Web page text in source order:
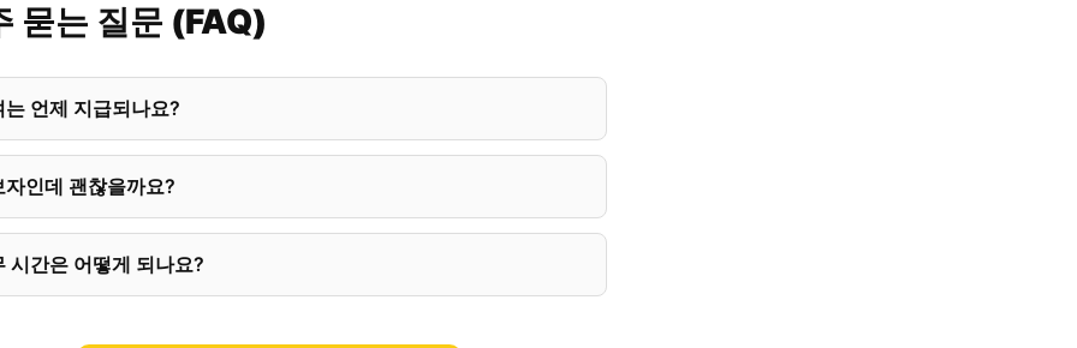
묻는 질문 (FAQ)
는 언제 지급되나요?
자인데 괜찮을까요?
시간은 어떻게 되나요?